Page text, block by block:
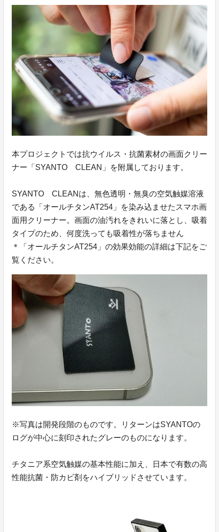
本プロジェクトでは抗ウイルス・抗菌素材の画面クリー
ナー「SYANTO CLEAN」を附属しております。
SYANTO CLEANは、無色透明・無臭の空気触媒溶液
である「オールチタンAT254」を染み込ませたスマホ画
面用クリーナー。画面の油汚れをきれいに落とし、吸着
タイプのため、何度洗っても吸着性が落ちません
＊「オールチタンAT254」の効果効能の詳細は下記をご
覧ください。
※写真は開発段階のものです。リターンはSYANTOの
ログが中心に刻印されたグレーのものになります。
チタニア系空気触媒の基本性能に加え、日本で有数の高
性能抗菌・防カビ剤をハイブリッドさせています。